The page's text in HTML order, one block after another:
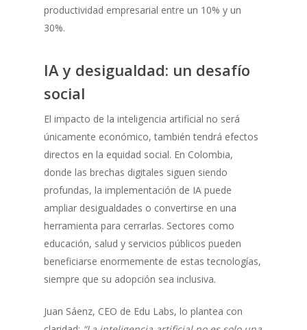
productividad empresarial entre un 10% y un
30%.
IA y desigualdad: un desafío
social
El impacto de la inteligencia artificial no será
únicamente económico, también tendrá efectos
directos en la equidad social. En Colombia,
donde las brechas digitales siguen siendo
profundas, la implementación de IA puede
ampliar desigualdades o convertirse en una
herramienta para cerrarlas. Sectores como
educación, salud y servicios públicos pueden
beneficiarse enormemente de estas tecnologías,
siempre que su adopción sea inclusiva.
Juan Sáenz, CEO de Edu Labs, lo plantea con